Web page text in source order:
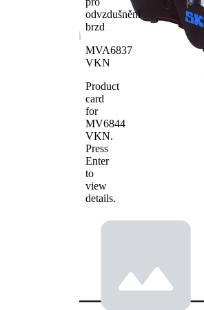
WVA číslo
21676
WVA číslo
21677
obložení
odvzdušnění
brzd
MVA6837
VKN
Product
card
for
MV6844
VKN.
Press
Enter
to
view
details.